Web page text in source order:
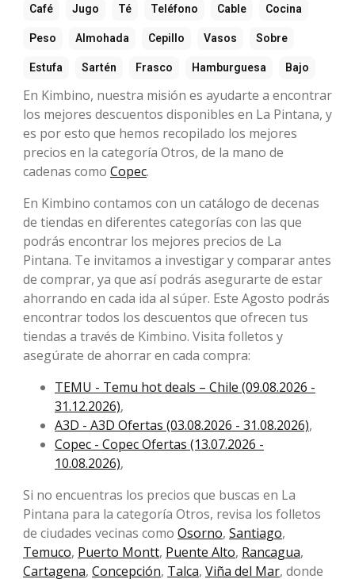
Café Jugo Té Teléfono Cable Cocina
Peso Almohada Cepillo Vasos Sobre
Estufa Sartén Frasco Hamburguesa Bajo
En Kimbino, nuestra misión es ayudarte a encontrar
los mejores descuentos disponibles en La Pintana, y
es por esto que hemos recopilado los mejores
precios en la categoría Otros, de la mano de
cadenas como Copec.
En Kimbino contamos con un catálogo de decenas
de tiendas en diferentes categorías con las que
podrás encontrar los mejores precios de La
Pintana. Te invitamos a investigar y comparar antes
de comprar, ya que así podrás asegurarte de estar
ahorrando en cada ida al súper. Este Agosto podrás
encontrar todos los descuentos que ofrecen tus
tiendas a través de Kimbino. Visita folletos y
asegúrate de ahorrar en cada compra:
TEMU - Temu hot deals – Chile (09.08.2026 -
31.12.2026),
A3D - A3D Ofertas (03.08.2026 - 31.08.2026),
Copec - Copec Ofertas (13.07.2026 -
10.08.2026),
Si no encuentras los precios que buscas en La
Pintana para la categoría Otros, revisa los folletos
de ciudades vecinas como Osorno, Santiago,
Temuco, Puerto Montt, Puente Alto, Rancagua,
Cartagena, Concepción, Talca, Viña del Mar, donde